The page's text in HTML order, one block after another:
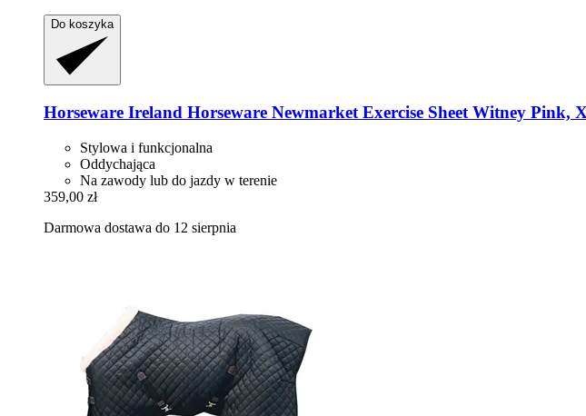
Do koszyka
Horseware Ireland Horseware Newmarket Exercise Sheet Witney Pink,
Stylowa i funkcjonalna
Oddychająca
Na zawody lub do jazdy w terenie
359,00 zł
Darmowa dostawa do 12 sierpnia